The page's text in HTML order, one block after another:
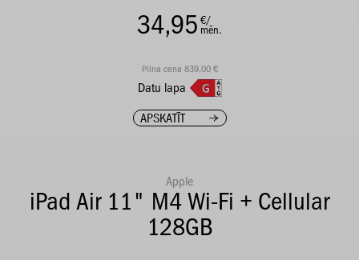
34,95 €/
mēn.
Pilna cena 839,00 €
Datu lapa
APSKATĪT
Apple
iPad Air 11" M4 Wi-Fi + Cellular
128GB